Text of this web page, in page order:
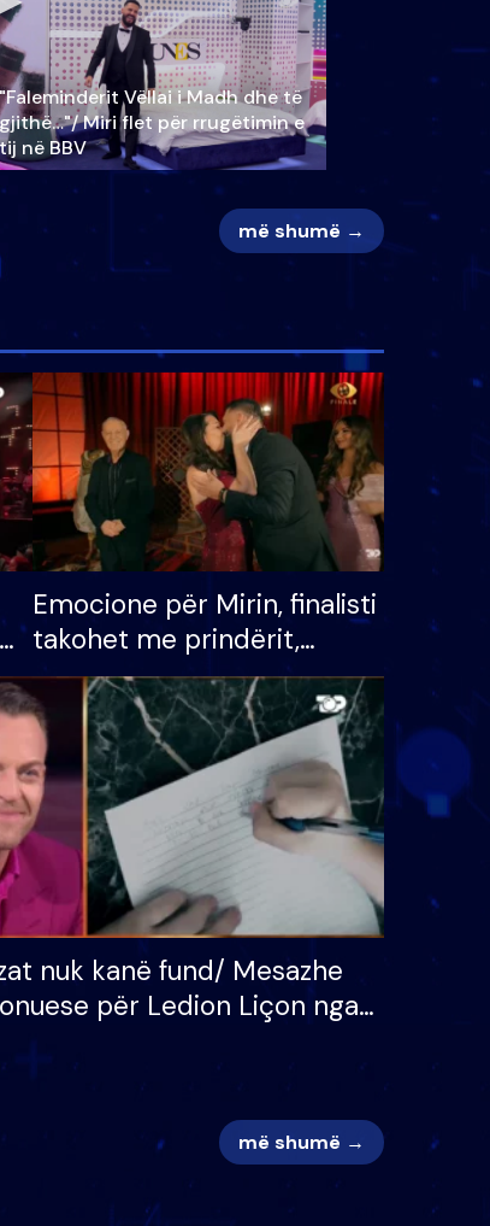
"Faleminderit Vëllai i Madh dhe të
gjithë…"/ Miri flet për rrugëtimin e
tij në BBV
më shumë →
Emocione për Mirin, finalisti
takohet me prindërit,
vajzën dhe bashkëshorten:
S’kemi ndonjë letër divorci
apo jo?
nuk kanë fund/ Mesazhe
për Ledion Liçon nga
më shumë →